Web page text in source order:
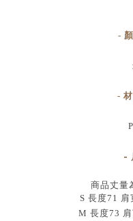
-
-
-
商品丈量
S 長度71
M 長度73